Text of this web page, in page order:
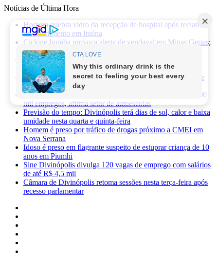
Notícias de Última Hora
Homem quebra vidro da recepção de hospital após reclamar
de atendimento em Itaúna
Ciclone-bomba provoca alerta de vendaval em Minas Gerais;
veja os impactos previstos para Divinópolis
Homem morre após sofrer choque elétrico e cair de oito
metros durante manutenção em academia
PRF apreende 75 mil maços de cigarros contrabandeados e
prende motorista na BR-262
Novas regras da CNH já provocaram perda de cerca de 100
mil empregos, afirma setor de autoescolas
Previsão do tempo: Divinópolis terá dias de sol, calor e baixa
umidade nesta quarta e quinta-feira
Homem é preso por tráfico de drogas próximo a CMEI em
Nova Serrana
Idoso é preso em flagrante suspeito de estuprar criança de 10
anos em Piumhi
Sine Divinópolis divulga 120 vagas de emprego com salários
de até R$ 4,5 mil
Câmara de Divinópolis retoma sessões nesta terça-feira após
recesso parlamentar